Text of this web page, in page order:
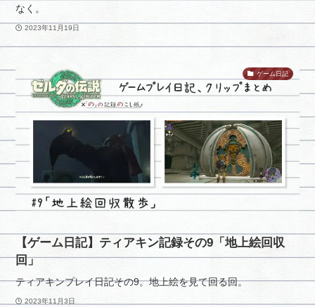
なく。
2023年11月19日
ゲーム日記
【ゲーム日記】ティアキン記録その9「地上絵回収
回」
ティアキンプレイ日記その9。地上絵を見て回る回。
2023年11月3日